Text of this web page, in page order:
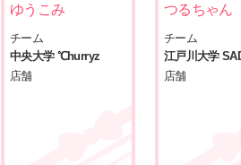
ゆうこみ
チーム
中央大学 ℃hurryz
店舗
つるちゃん
チーム
江戸川大学
店舗